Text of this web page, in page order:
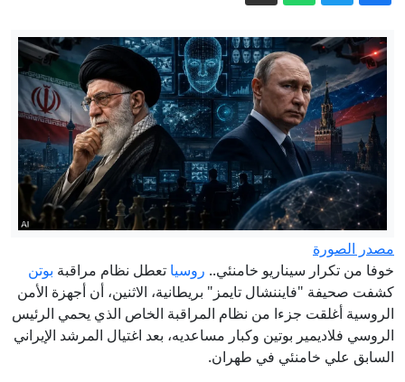
وول ستريت جورنال: ترامب يأمر بتحقيق
في تسريبات مخزون الذخائر
أوروبا في مواجهة أزمات تهدد مستقبلها
مصادر: السعودية وباكستان وتركيا ستوقّع
اتفاقية دفاع مشترك اليوم
بلومبيرغ: كثرة حالات الانتحار في قيادة
الأمن السيبراني بالجيش الأمريكي تثير قلق
للحرب وسط استياء بشأن نقص الذخيرة
مصدر الصورة
خوفا من تكرار سيناريو خامنئي.. روسيا تعطل نظام مراقبة بوتن
كشفت صحيفة "فايننشال تايمز" بريطانية، الاثنين، أن أجهزة الأمن
الروسية أغلقت جزءا من نظام المراقبة الخاص الذي يحمي الرئيس
الروسي فلاديمير بوتين وكبار مساعديه، بعد اغتيال المرشد الإيراني
السابق علي خامنئي في طهران.